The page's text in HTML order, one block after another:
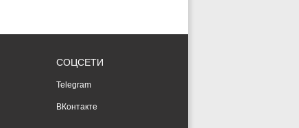
СОЦСЕТИ
Telegram
ВКонтакте